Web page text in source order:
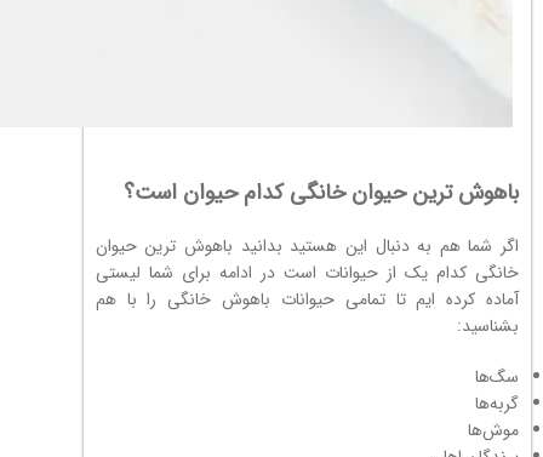
باهوش ترین حیوان خانگی کدام حیوان است؟
اگر شما هم به دنبال این هستید بدانید باهوش ترین حیوان
خانگی کدام یک از حیوانات است در ادامه برای شما لیستی
آماده کرده ایم تا تمامی حیوانات باهوش خانگی را با هم
بشناسید:
سگ‌ها
گربه‌ها
موش‌ها